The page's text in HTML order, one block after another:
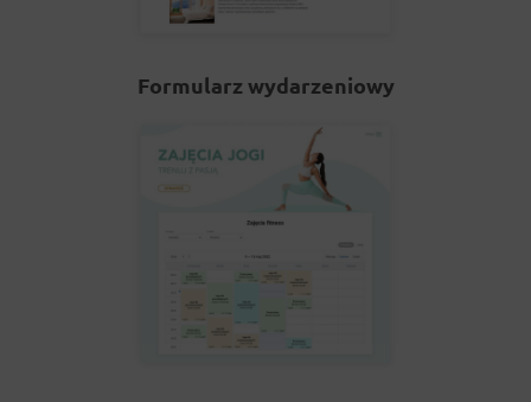
Formularz wydarzeniowy